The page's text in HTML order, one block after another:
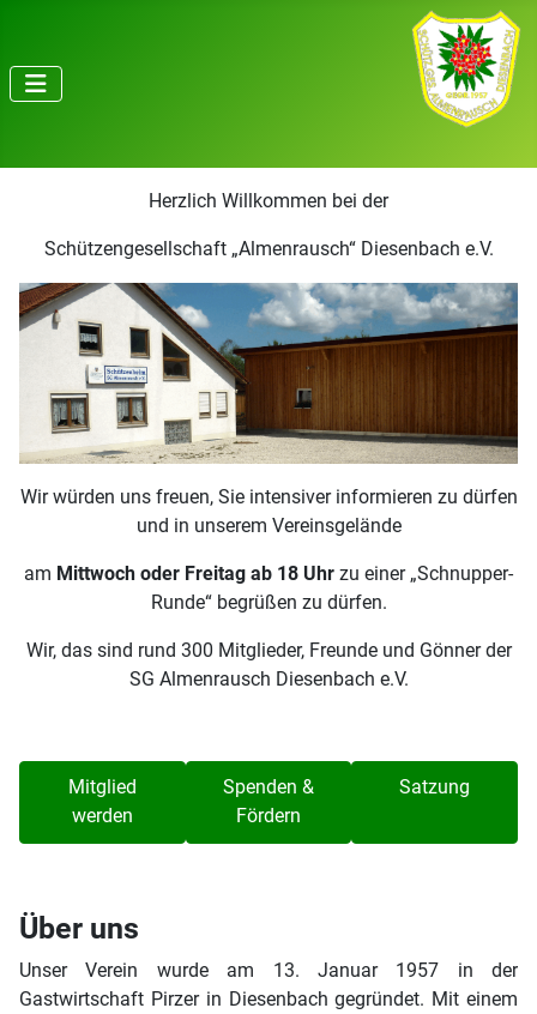
Herzlich Willkommen bei der
Schützengesellschaft „Almenrausch“ Diesenbach e.V.
Wir würden uns freuen, Sie intensiver informieren zu dürfen
und in unserem Vereinsgelände
am Mittwoch oder Freitag ab 18 Uhr zu einer „Schnupper-
Runde“ begrüßen zu dürfen.
Wir, das sind rund 300 Mitglieder, Freunde und Gönner der
SG Almenrausch Diesenbach e.V.
Mitglied
werden
Spenden &
Fördern
Satzung
Über uns
Unser Verein wurde am 13. Januar 1957 in der
Gastwirtschaft Pirzer in Diesenbach gegründet. Mit einem